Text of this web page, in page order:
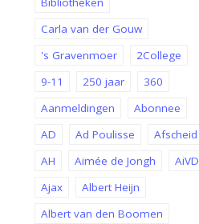
Carla van der Gouw
's Gravenmoer
2College
9-11
250 jaar
360
Aanmeldingen
Abonnee
AD
Ad Poulisse
Afscheid
AH
Aimée de Jongh
AiVD
Ajax
Albert Heijn
Albert van den Boomen